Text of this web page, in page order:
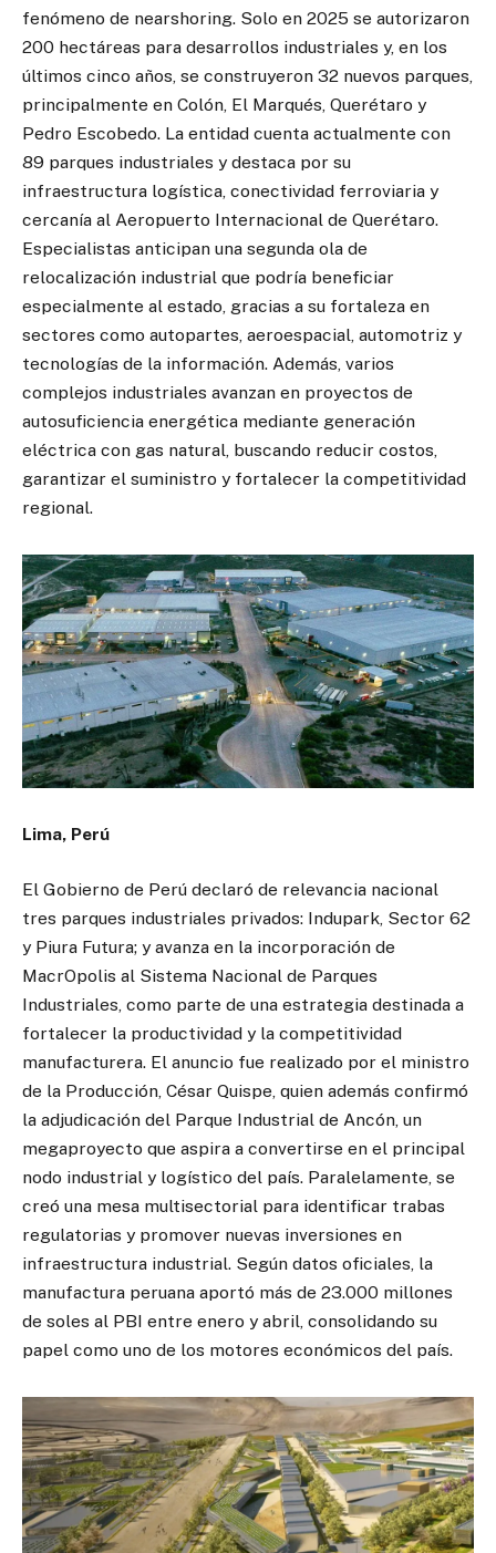
fenómeno de nearshoring. Solo en 2025 se autorizaron
200 hectáreas para desarrollos industriales y, en los
últimos cinco años, se construyeron 32 nuevos parques,
principalmente en Colón, El Marqués, Querétaro y
Pedro Escobedo. La entidad cuenta actualmente con
89 parques industriales y destaca por su
infraestructura logística, conectividad ferroviaria y
cercanía al Aeropuerto Internacional de Querétaro.
Especialistas anticipan una segunda ola de
relocalización industrial que podría beneficiar
especialmente al estado, gracias a su fortaleza en
sectores como autopartes, aeroespacial, automotriz y
tecnologías de la información. Además, varios
complejos industriales avanzan en proyectos de
autosuficiencia energética mediante generación
eléctrica con gas natural, buscando reducir costos,
garantizar el suministro y fortalecer la competitividad
regional.
Lima, Perú
El Gobierno de Perú declaró de relevancia nacional
tres parques industriales privados: Indupark, Sector 62
y Piura Futura; y avanza en la incorporación de
MacrOpolis al Sistema Nacional de Parques
Industriales, como parte de una estrategia destinada a
fortalecer la productividad y la competitividad
manufacturera. El anuncio fue realizado por el ministro
de la Producción, César Quispe, quien además confirmó
la adjudicación del Parque Industrial de Ancón, un
megaproyecto que aspira a convertirse en el principal
nodo industrial y logístico del país. Paralelamente, se
creó una mesa multisectorial para identificar trabas
regulatorias y promover nuevas inversiones en
infraestructura industrial. Según datos oficiales, la
manufactura peruana aportó más de 23.000 millones
de soles al PBI entre enero y abril, consolidando su
papel como uno de los motores económicos del país.